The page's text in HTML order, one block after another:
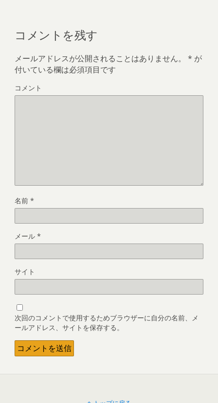
コメントを残す
メールアドレスが公開されることはありません。 * が
付いている欄は必須項目です
コメント
名前 *
メール *
サイト
次回のコメントで使用するためブラウザーに自分の名前、メ
ールアドレス、サイトを保存する。